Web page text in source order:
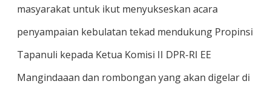
masyarakat untuk ikut menyukseskan acara
penyampaian kebulatan tekad mendukung Propinsi
Tapanuli kepada Ketua Komisi II DPR-RI EE
Mangindaaan dan rombongan yang akan digelar di